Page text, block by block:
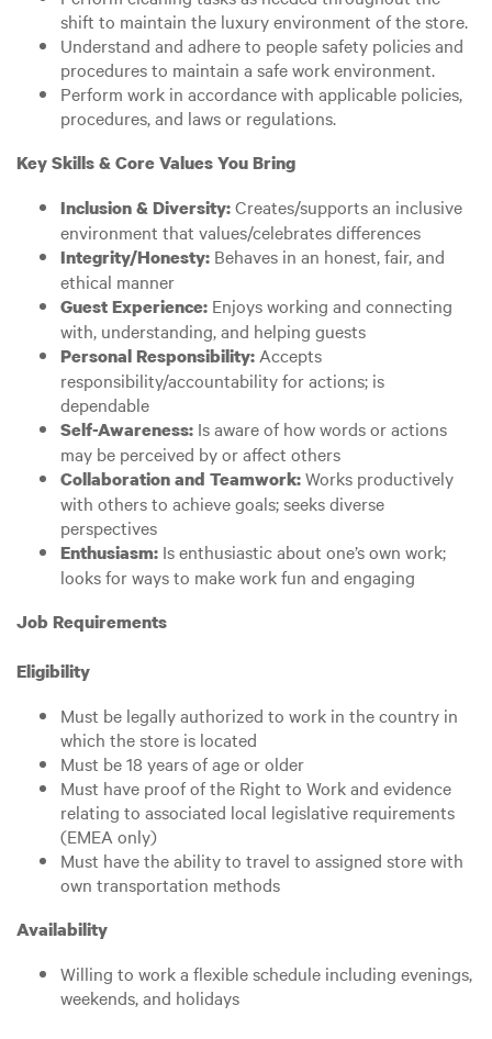
shift to maintain the luxury environment of the store.
Understand and adhere to people safety policies and
procedures to maintain a safe work environment.
Perform work in accordance with applicable policies,
procedures, and laws or regulations.
Key Skills & Core Values You Bring
Inclusion & Diversity:Creates/supports an inclusive
environment that values/celebrates differences
Integrity/Honesty: Behaves in an honest, fair, and
ethical manner
Guest Experience: Enjoys working and connecting
with, understanding, and helping guests
Personal Responsibility: Accepts
responsibility/accountability for actions; is
dependable
Self-Awareness: Is aware of how words or actions
may be perceived by or affect others
Collaboration and Teamwork:Works productively
with others to achieve goals; seeks diverse
perspectives
Enthusiasm: Is enthusiastic about one’s own work;
looks for ways to make work fun and engaging
Job Requirements
Eligibility
Must be legally authorized to work in the country in
which the store is located
Must be 18 years of age or older
Must have proof of the Right to Work and evidence
relating to associated local legislative requirements
(EMEA only)
Must have the ability to travel to assigned store with
own transportation methods
Availability
Willing to work a flexible schedule including evenings,
weekends, and holidays